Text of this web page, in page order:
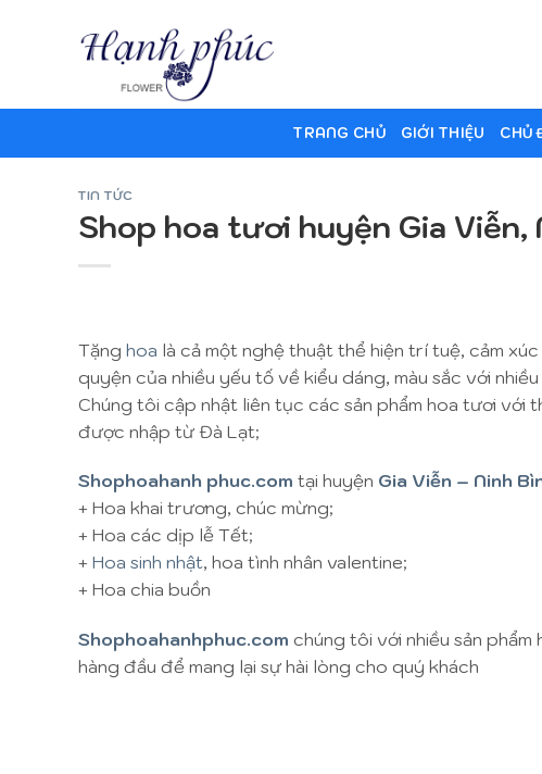
TRANG CHỦ GIỚI THIỆU CHỦ
TIN TỨC
Shop hoa tươi huyện Gia Viễn,
Tặng hoa là cả một nghệ thuật thể hiện trí tuệ, cảm
quyện của nhiều yếu tố về kiểu dáng, màu sắc với
Chúng tôi cập nhật liên tục các sản phẩm hoa tươi với
được nhập từ Đà Lạt;
Shophoahanh phuc.com tại huyện Gia Viễn – Ninh
+ Hoa khai trương, chúc mừng;
+ Hoa các dịp lễ Tết;
+ Hoa sinh nhật, hoa tình nhân valentine;
+ Hoa chia buồn
Shophoahanhphuc.com chúng tôi với nhiều sản
hàng đầu để mang lại sự hài lòng cho quý khách